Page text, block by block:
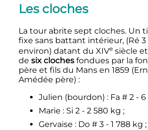
Les cloches
La tour abrite sept cloches. Un
fixe sans battant intérieur, (Ré 3
environ) datant du XIVe siècle
de six clochesfondues par la
père et fils du Mans en 1859
Amédée père) :
Julien (bourdon) : Fa # 2 - 6
Marie : Si 2 - 2 580 kg ;
Gervaise : Do # 3 - 1 788 kg ;